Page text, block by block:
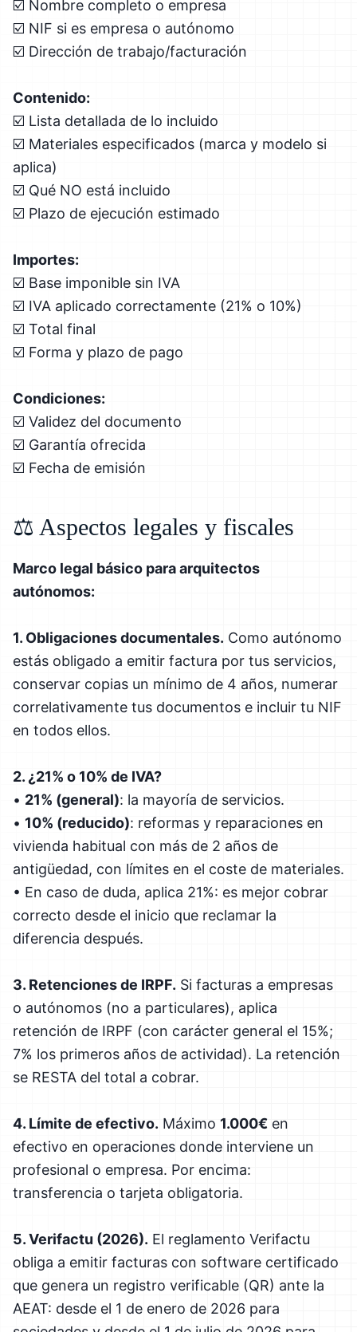
☑️ Nombre completo o empresa
☑️ NIF si es empresa o autónomo
☑️ Dirección de trabajo/facturación
Contenido:
☑️ Lista detallada de lo incluido
☑️ Materiales especificados (marca y modelo si
aplica)
☑️ Qué NO está incluido
☑️ Plazo de ejecución estimado
Importes:
☑️ Base imponible sin IVA
☑️ IVA aplicado correctamente (21% o 10%)
☑️ Total final
☑️ Forma y plazo de pago
Condiciones:
☑️ Validez del documento
☑️ Garantía ofrecida
☑️ Fecha de emisión
⚖️ Aspectos legales y fiscales
Marco legal básico para arquitectos
autónomos:
1. Obligaciones documentales. Como autónomo
estás obligado a emitir factura por tus servicios,
conservar copias un mínimo de 4 años, numerar
correlativamente tus documentos e incluir tu NIF
en todos ellos.
2. ¿21% o 10% de IVA?
• 21% (general): la mayoría de servicios.
• 10% (reducido): reformas y reparaciones en
vivienda habitual con más de 2 años de
antigüedad, con límites en el coste de materiales.
• En caso de duda, aplica 21%: es mejor cobrar
correcto desde el inicio que reclamar la
diferencia después.
3. Retenciones de IRPF. Si facturas a empresas
o autónomos (no a particulares), aplica
retención de IRPF (con carácter general el 15%;
7% los primeros años de actividad). La retención
se RESTA del total a cobrar.
4. Límite de efectivo. Máximo 1.000€ en
efectivo en operaciones donde interviene un
profesional o empresa. Por encima:
transferencia o tarjeta obligatoria.
5. Verifactu (2026). El reglamento Verifactu
obliga a emitir facturas con software certificado
que genera un registro verificable (QR) ante la
AEAT: desde el 1 de enero de 2026 para